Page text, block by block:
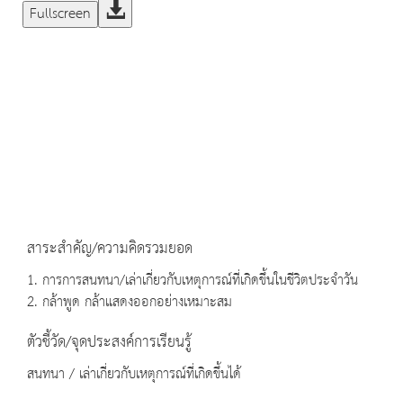
Fullscreen
สาระสำคัญ/ความคิดรวมยอด
1. การการสนทนา/เล่าเกี่ยวกับเหตุการณ์ที่เกิดขึ้นในชีวิตประจำวัน
2. กล้าพูด กล้าแสดงออกอย่างเหมาะสม
ตัวชี้วัด/จุดประสงค์การเรียนรู้
สนทนา / เล่าเกี่ยวกับเหตุการณ์ที่เกิดขึ้นได้